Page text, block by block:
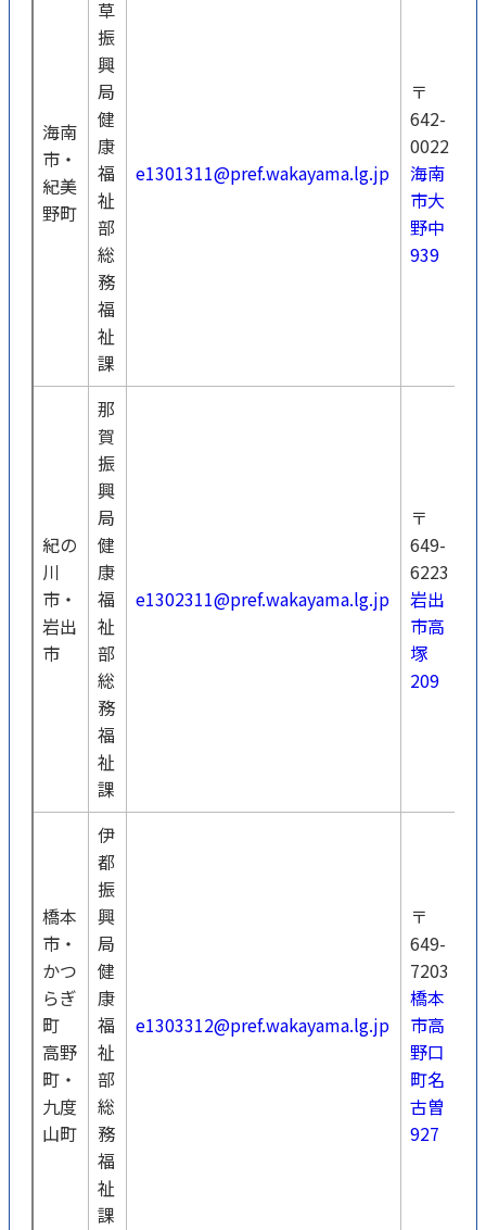
海南
市・
紀美
野町
草
振
興
局
健
康
福
祉
部
総
務
福
祉
課
e1301311@pref.wakayama.lg.jp
〒
642-
0022
海南
市大
野中
939
紀の
川
市・
岩出
市
那
賀
振
興
局
健
康
福
祉
部
総
務
福
祉
課
e1302311@pref.wakayama.lg.jp
〒
649-
6223
岩出
市高
塚
209
橋本
市・
かつ
らぎ
町
高野
町・
九度
山町
伊
都
振
興
局
健
康
福
祉
部
総
務
福
祉
課
e1303312@pref.wakayama.lg.jp
〒
649-
7203
橋本
市高
野口
町名
古曽
927